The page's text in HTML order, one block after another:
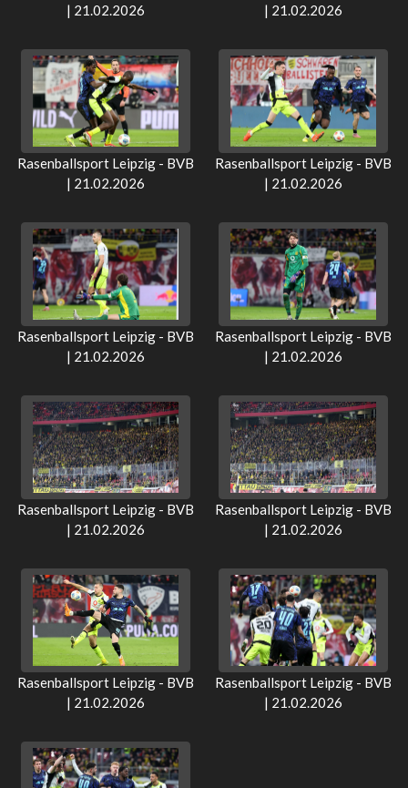
| 21.02.2026
| 21.02.2026
Rasenballsport Leipzig - BVB
| 21.02.2026
Rasenballsport Leipzig - BVB
| 21.02.2026
Rasenballsport Leipzig - BVB
| 21.02.2026
Rasenballsport Leipzig - BVB
| 21.02.2026
Rasenballsport Leipzig - BVB
| 21.02.2026
Rasenballsport Leipzig - BVB
| 21.02.2026
Rasenballsport Leipzig - BVB
| 21.02.2026
Rasenballsport Leipzig - BVB
| 21.02.2026